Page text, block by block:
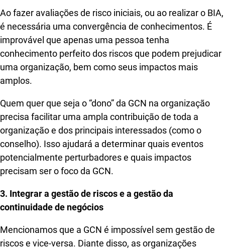
Ao fazer avaliações de risco iniciais, ou ao realizar o BIA,
é necessária uma convergência de conhecimentos. É
improvável que apenas uma pessoa tenha
conhecimento perfeito dos riscos que podem prejudicar
uma organização, bem como seus impactos mais
amplos.
Quem quer que seja o “dono” da GCN na organização
precisa facilitar uma ampla contribuição de toda a
organização e dos principais interessados ​​(como o
conselho). Isso ajudará a determinar quais eventos
potencialmente perturbadores e quais impactos
precisam ser o foco da GCN.
3. Integrar a gestão de riscos e a gestão da
continuidade de negócios
Mencionamos que a GCN é impossível sem gestão de
riscos e vice-versa. Diante disso, as organizações